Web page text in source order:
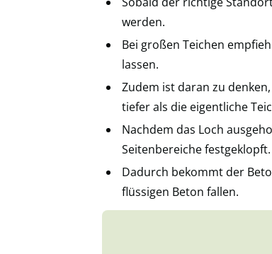
werden.
Bei großen Teichen
lassen.
Zudem ist daran zu
tiefer als die eigentliche
Nachdem das Loch
Seitenbereiche festgeklopft.
Dadurch bekommt der
flüssigen Beton fallen.